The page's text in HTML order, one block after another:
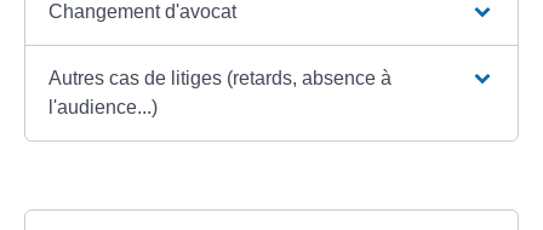
Changement d'avocat
Autres cas de litiges (retards, absence à
l'audience...)